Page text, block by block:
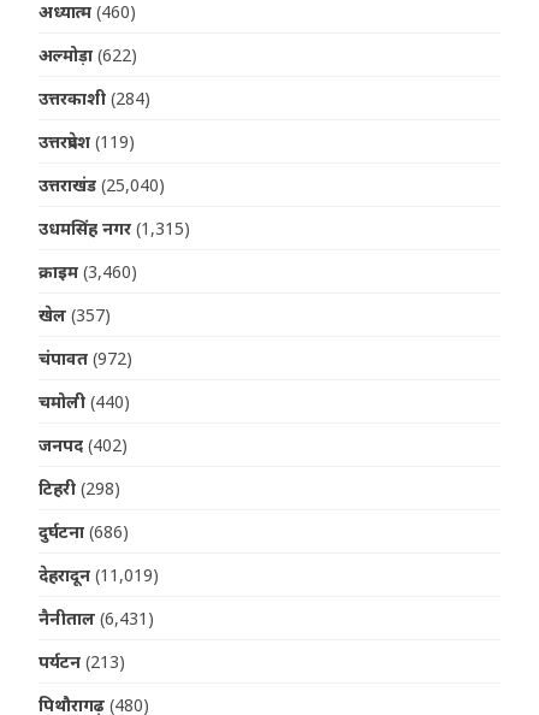
अध्यात्म (460)
अल्मोड़ा (622)
उत्तरकाशी (284)
उत्तरप्रदेश (119)
उत्तराखंड (25,040)
उधमसिंह नगर (1,315)
क्राइम (3,460)
खेल (357)
चंपावत (972)
चमोली (440)
जनपद (402)
टिहरी (298)
दुर्घटना (686)
देहरादून (11,019)
नैनीताल (6,431)
पर्यटन (213)
पिथौरागढ़ (480)